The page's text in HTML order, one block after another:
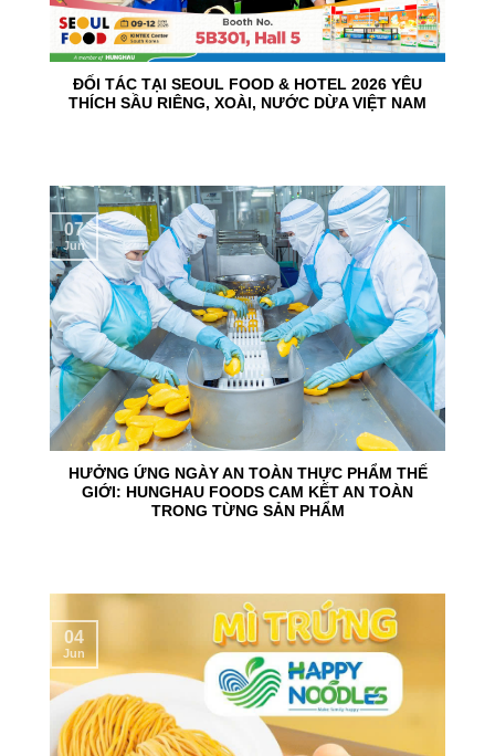
ĐỐI TÁC TẠI SEOUL FOOD & HOTEL 2026 YÊU
THÍCH SẦU RIÊNG, XOÀI, NƯỚC DỪA VIỆT NAM
HƯỞNG ỨNG NGÀY AN TOÀN THỰC PHẨM THẾ
GIỚI: HUNGHAU FOODS CAM KẾT AN TOÀN
TRONG TỪNG SẢN PHẨM
07
Jun
04
Jun